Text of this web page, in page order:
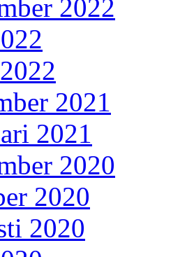
2022
2021
2021
2020
2020
2020